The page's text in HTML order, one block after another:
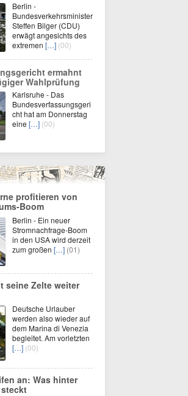
Berlin -
Bundesverkehrsminister
Steffen Bilger (CDU)
erwägt angesichts des
extremen […] (00)
ermahnt
Wahlprüfung
Karlsruhe - Das
Bundesverfassungsgeri
cht hat am Donnerstag
eine […] (00)
profitieren von
Boom
Berlin - Ein neuer
Stromnachfrage-Boom
in den USA wird derzeit
zum großen […] (01)
seine Zelte weiter
Deutsche Urlauber
werden also wieder auf
dem Marina di Venezia
begleitet. Am vorletzten
[…] (00)
an: Was hinter